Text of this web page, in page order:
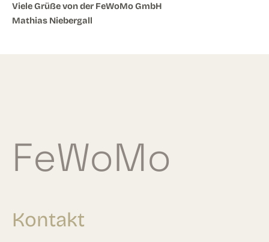
Viele Grüße von der FeWoMo GmbH
Mathias Niebergall
FeWoMo
Kontakt